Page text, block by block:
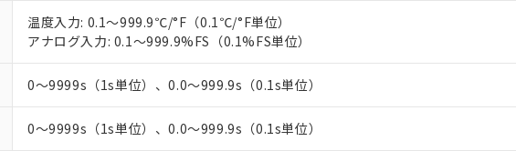
温度入力: 0.1～999.9℃/°F（0.1℃/°F単位）
アナログ入力: 0.1～999.9%FS（0.1%FS単位）
0～9999s（1s単位）、0.0～999.9s（0.1s単位）
0～9999s（1s単位）、0.0～999.9s（0.1s単位）
さい。
※当社の共同利用者とは、"個人情報の共同利用に関して"
いる法人を指します。
下記の非含有証明書をダウンロードすることができます。
EU RoHS指令（10物質）の非含有証明書
51物質の非含有証明書（当社基準）
※本証明書は発行日時点で非含有を証明するもので、過去に遡って非含有を証明するも
また、RoHS指令のフタル酸エステル類４物質の対応では、対応完了までの期間は出
混在することから備考欄に対応日を記載しておりました。
既に当社にて対応品への在庫切替を完了していることから、特段のことがない限り、